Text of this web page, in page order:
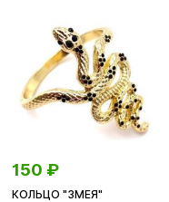
150 ₽
КОЛЬЦО "ЗМЕЯ"